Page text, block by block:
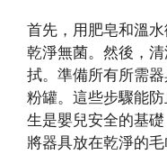
首先，用肥皂和溫
乾淨無菌。然後，
拭。準備所有所需
粉罐。這些步驟能
生是嬰兒安全的基
將器具放在乾淨的